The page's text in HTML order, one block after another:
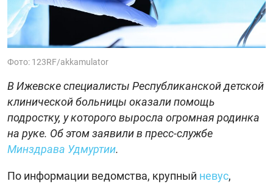
Фото: 123RF/akkamulator
В Ижевске специалисты Республиканской детской
клинической больницы оказали помощь
подростку, у которого выросла огромная родинка
на руке. Об этом заявили в пресс-службе
Минздрава Удмуртии.
По информации ведомства, крупный невус,